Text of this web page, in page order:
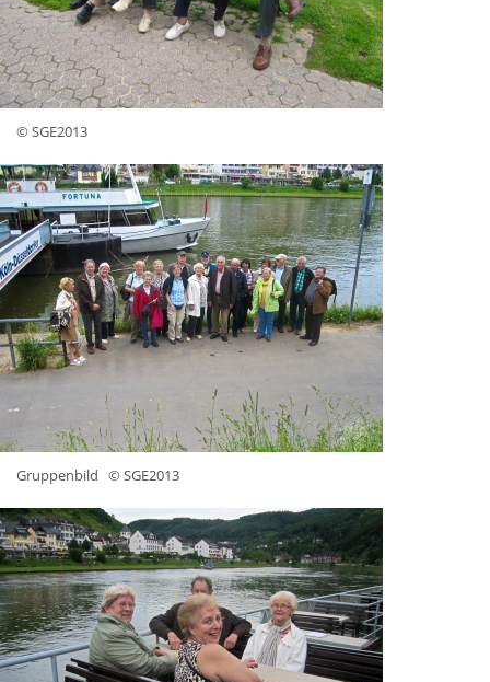
© SGE2013
Gruppenbild © SGE2013